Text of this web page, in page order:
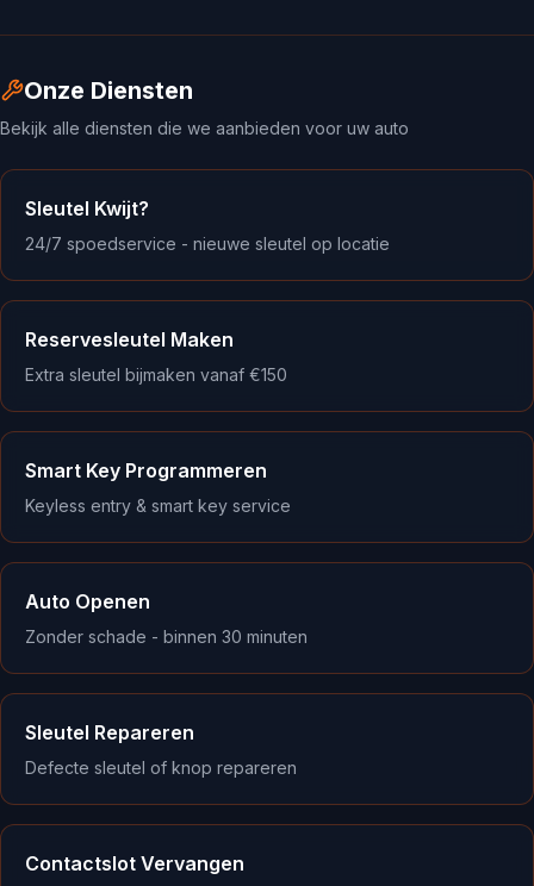
Onze Diensten
Bekijk alle diensten die we aanbieden voor uw auto
Sleutel Kwijt?
24/7 spoedservice - nieuwe sleutel op locatie
Reservesleutel Maken
Extra sleutel bijmaken vanaf €150
Smart Key Programmeren
Keyless entry & smart key service
Auto Openen
Zonder schade - binnen 30 minuten
Sleutel Repareren
Defecte sleutel of knop repareren
Contactslot Vervangen